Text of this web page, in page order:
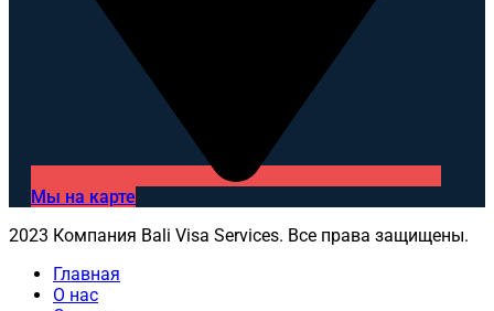
Мы на карте
2023 Компания Bali Visa Services. Все права защищены.
Главная
О нас